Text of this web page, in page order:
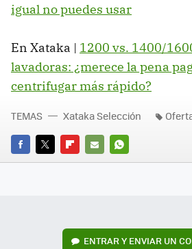
igual no puedes usar
En Xataka | 1200 vs. 1400/
lavadoras: ¿merece la pena
centrifugar más rápido?
FACEBOOK
TWITTERFLIPBOARD
E-
WHATSAPP
TEMAS Xataka Selección
ENTRAR Y ENVIAR UN